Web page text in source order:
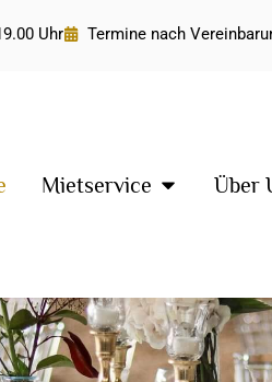
Uhr Termine nach
Mietservice Über